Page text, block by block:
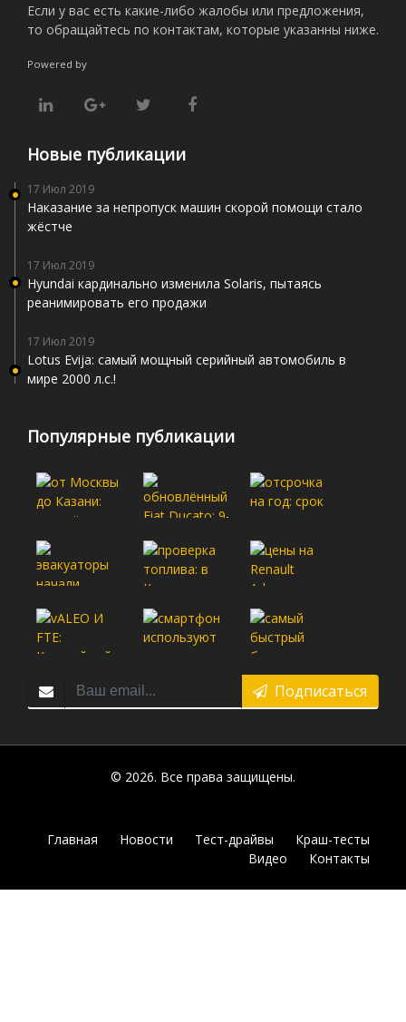
Если у вас есть какие-либо жалобы или предложения,
то обращайтесь по контактам, которые указанны ниже.
Powered by
Новые публикации
17 Июл 2019
Наказание за непропуск машин скорой помощи стало
жёстче
17 Июл 2019
Hyundai кардинально изменила Solaris, пытаясь
реанимировать его продажи
17 Июл 2019
Lotus Evija: самый мощный серийный автомобиль в
мире 2000 л.с.!
Популярные публикации
Подписаться
© 2026. Все права защищены.
Главная Новости Тест-драйвы
Краш-тесты
Видео
Контакты